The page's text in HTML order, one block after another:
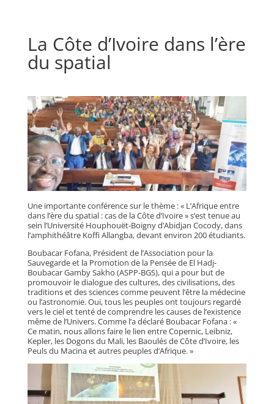
La Côte d’Ivoire dans l’ère
du spatial
Une importante conférence sur le thème : « L’Afrique entre
dans l’ère du spatial : cas de la Côte d’Ivoire » s’est tenue au
sein l’Université Houphouët-Boigny d’Abidjan Cocody, dans
l’amphithéâtre Koffi Allangba, devant environ 200 étudiants.
Boubacar Fofana, Président de l’Association pour la
Sauvegarde et la Promotion de la Pensée de El Hadj-
Boubacar Gamby Sakho (ASPP-BGS), qui a pour but de
promouvoir le dialogue des cultures, des civilisations, des
traditions et des sciences comme peuvent l’être la médecine
ou l’astronomie. Oui, tous les peuples ont toujours regardé
vers le ciel et tenté de comprendre les causes de l’existence
même de l’Univers. Comme l’a déclaré Boubacar Fofana : «
Ce matin, nous allons faire le lien entre Copernic, Leibniz,
Kepler, les Dogons du Mali, les Baoulés de Côte d’Ivoire, les
Peuls du Macina et autres peuples d’Afrique. »